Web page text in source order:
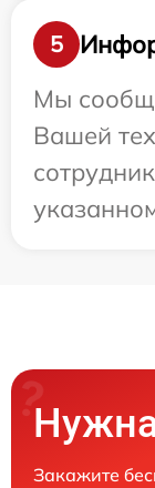
5
Мы
Вашей
Закажите